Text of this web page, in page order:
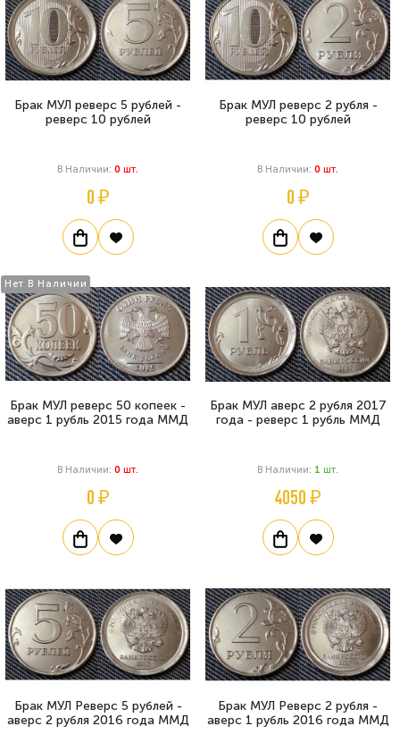
Брак МУЛ реверс 5 рублей -
реверс 10 рублей
В Наличии: 0 Шт.
0 ₽
Брак МУЛ реверс 2 рубля -
реверс 10 рублей
В Наличии: 0 Шт.
0 ₽
Нет В Наличии
Брак МУЛ реверс 50 копеек -
аверс 1 рубль 2015 года ММД
В Наличии: 0 Шт.
0 ₽
Брак МУЛ аверс 2 рубля 2017
года - реверс 1 рубль ММД
В Наличии: 1 Шт.
4050 ₽
Брак МУЛ Реверс 5 рублей -
аверс 2 рубля 2016 года ММД
Брак МУЛ Реверс 2 рубля -
аверс 1 рубль 2016 года ММД